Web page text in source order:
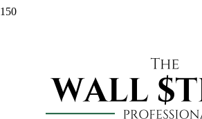
Проект The Wall Street Pro создан